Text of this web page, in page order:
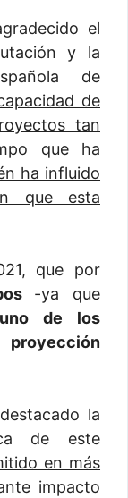
el
y la
de
de
tan
que ha
ha influido
que esta
que por
-ya que
de los
la
de este
en más
impacto